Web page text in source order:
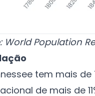
World Population
tem mais
de mais de